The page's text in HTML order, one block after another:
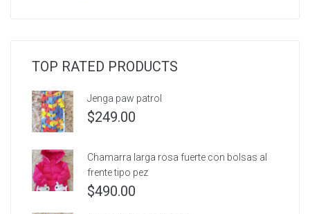
TOP RATED PRODUCTS
Jenga paw patrol
$249.00
Chamarra larga rosa fuerte con bolsas al
frente tipo pez
$490.00